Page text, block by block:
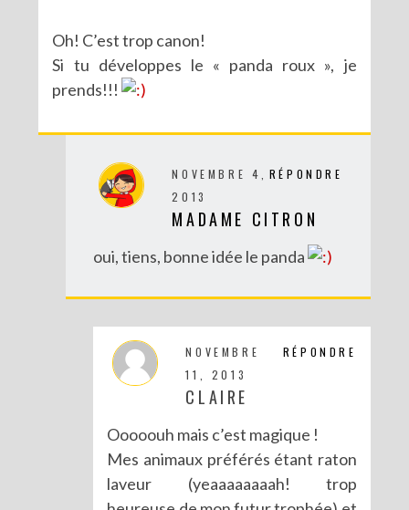
DIY MES CORBEILLES DE BUREAU DENTELLÉES
Oh! C’est trop canon!
Si tu développes le « panda roux », je
prends!!!
RÉPONDRE
NOVEMBRE 4,
2013
MADAME CITRON
oui, tiens, bonne idée le panda
RÉPONDRE
NOVEMBRE
11, 2013
CLAIRE
Ooooouh mais c’est magique !
Mes animaux préférés étant raton
laveur (yeaaaaaaaah! trop